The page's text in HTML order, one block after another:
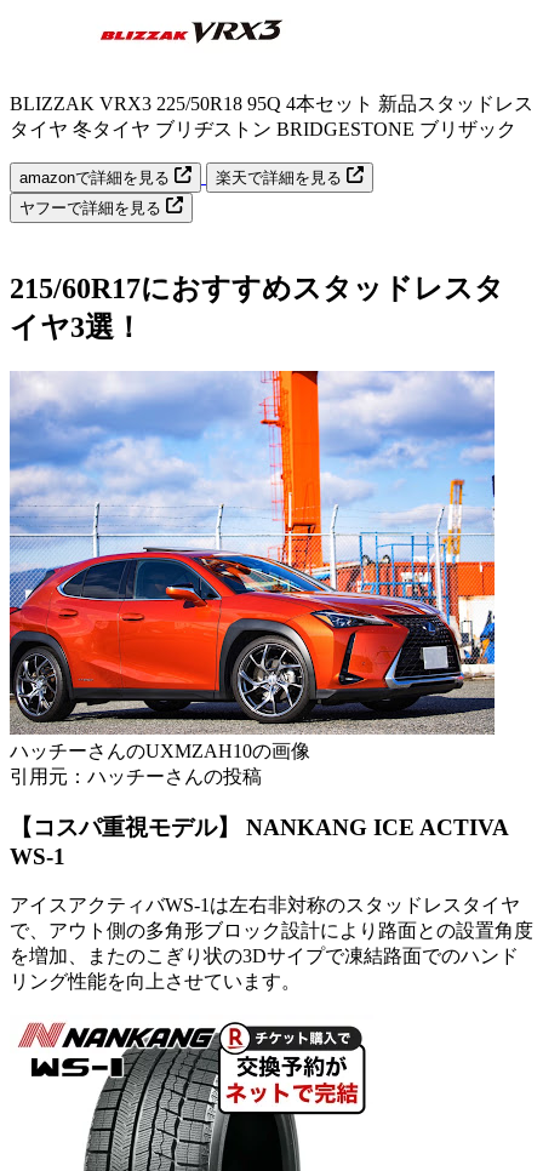
BLIZZAK VRX3 225/50R18 95Q 4本セット 新品スタッドレス
タイヤ 冬タイヤ ブリヂストン BRIDGESTONE ブリザック
amazonで詳細を見る
楽天で詳細を見る
ヤフーで詳細を見る
215/60R17におすすめスタッドレスタ
イヤ3選！
ハッチーさんのUXMZAH10の画像
引用元：ハッチーさんの投稿
【コスパ重視モデル】 NANKANG ICE ACTIVA
WS-1
アイスアクティバWS-1は左右非対称のスタッドレスタイヤ
で、アウト側の多角形ブロック設計により路面との設置角度
を増加、またのこぎり状の3Dサイプで凍結路面でのハンド
リング性能を向上させています。